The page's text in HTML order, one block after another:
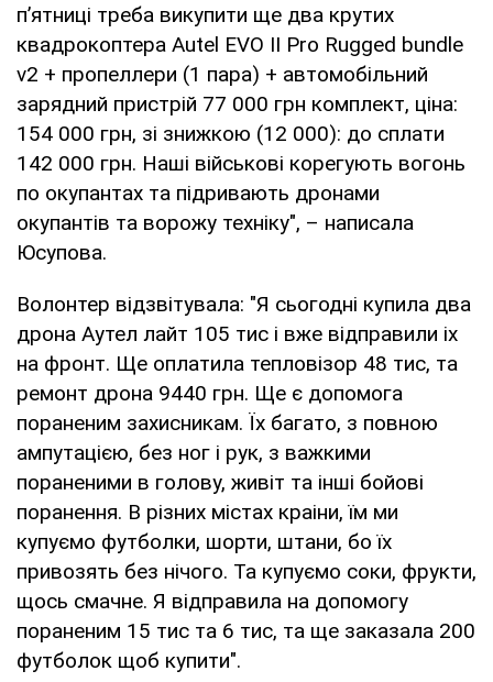
п’ятниці треба викупити ще два крутих
квадрокоптера Autel EVO II Pro Rugged bundle
v2 + пропеллери (1 пара) + автомобільний
зарядний пристрій 77 000 грн комплект, ціна:
154 000 грн, зі знижкою (12 000): до сплати
142 000 грн. Наші військові корегують вогонь
по окупантах та підривають дронами
окупантів та ворожу техніку", – написала
Юсупова.
Волонтер відзвітувала: "Я сьогодні купила два
дрона Аутел лайт 105 тис і вже відправили іх
на фронт. Ще оплатила тепловізор 48 тис, та
ремонт дрона 9440 грн. Ще є допомога
пораненим захисникам. Їх багато, з повною
ампутацією, без ног і рук, з важкими
пораненими в голову, живіт та інші бойові
поранення. В різних містах краіни, їм ми
купуємо футболки, шорти, штани, бо їх
привозять без нічого. Та купуємо соки, фрукти,
щось смачне. Я відправила на допомогу
пораненим 15 тис та 6 тис, та ще заказала 200
футболок щоб купити".